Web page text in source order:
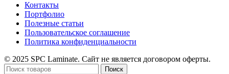
Контакты
Портфолио
Полезные статьи
Пользовательское соглашение
Политика конфиденциальности
© 2025 SPC Laminate. Сайт не является договором оферты.
Поиск